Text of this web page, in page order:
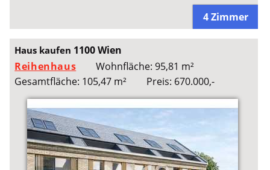
4 Zimmer
Haus kaufen 1100 Wien
Reihenhaus
Wohnfläche: 95,81 m²
Gesamtfläche: 105,47 m²
Preis: 670.000,-